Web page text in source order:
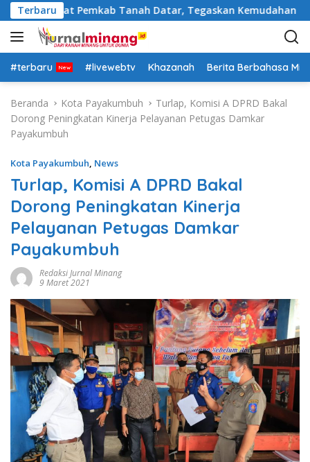
a
g
u
Terbaru
Pejabat Pemkab Tanah Datar, Tegaskan Kemudahan Izin
#terbaru #livewebtv Khazanah Berita Berbahasa
Beranda Kota Payakumbuh
Turlap, Komisi A DPRD Bakal
Dorong Peningkatan Kinerja Pelayanan Petugas Damkar
Payakumbuh
Kota Payakumbuh, News
Turlap, Komisi A DPRD Bakal
Dorong Peningkatan Kinerja
Pelayanan Petugas Damkar
Payakumbuh
Redaksi Jurnal Minang
9 Maret 2021